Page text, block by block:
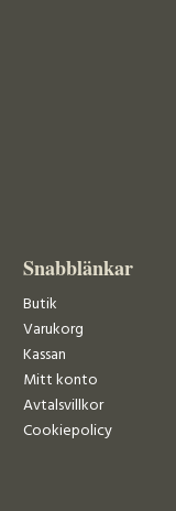
Snabblänkar
Butik
Varukorg
Kassan
Mitt konto
Avtalsvillkor
Cookiepolicy